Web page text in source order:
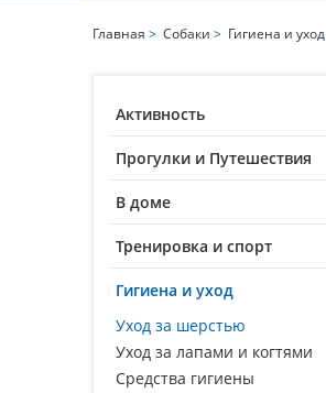
Активность
Прогулки и Путешествия
В доме
Тренировка и спорт
Гигиена и уход
Уход за шерстью
Уход за лапами и когтями
Средства гигиены
Главная > Собаки > Гигиена и уход